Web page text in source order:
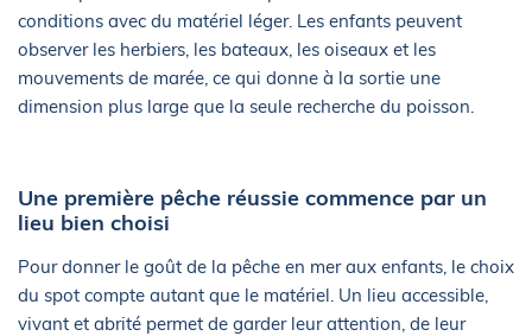
conditions avec du matériel léger. Les enfants peuvent
observer les herbiers, les bateaux, les oiseaux et les
mouvements de marée, ce qui donne à la sortie une
dimension plus large que la seule recherche du poisson.
Une première pêche réussie commence par un
lieu bien choisi
Pour donner le goût de la pêche en mer aux enfants, le choix
du spot compte autant que le matériel. Un lieu accessible,
vivant et abrité permet de garder leur attention, de leur